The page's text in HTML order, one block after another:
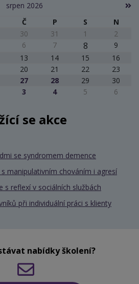
srpen 2026
Č P S
N
30 31 1
2
6 7 8
9
13 14 15
16
20 21 22
23
27 28 29
30
3 4 5 6
se akce
se syndromem demence
manipulativním chováním i agresí
s reflexí v sociálních službách
při individuální práci s klienty
nabídky školení?